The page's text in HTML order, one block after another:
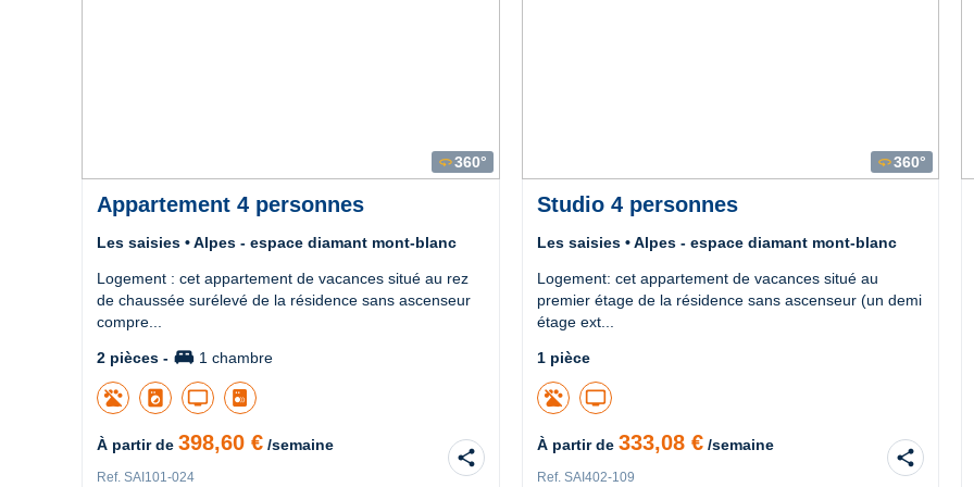
360360°
Appartement 4 personnes
Les saisies • Alpes - espace diamant mont-blanc
Logement : cet appartement de vacances situé au rez
de chaussée surélevé de la résidence sans ascenseur
compre...
2 pièces - king_bed 1 chambre
local_laundry_service tv
À partir de 398,60 € /semaine
Ref. SAI101-024
share
360360°
Studio 4 personnes
Les saisies • Alpes - espace diamant mont-blanc
Logement: cet appartement de vacances situé au
premier étage de la résidence sans ascenseur (un demi
étage ext...
1 pièce
tv
À partir de 333,08 €/semaine
Ref. SAI402-109
share